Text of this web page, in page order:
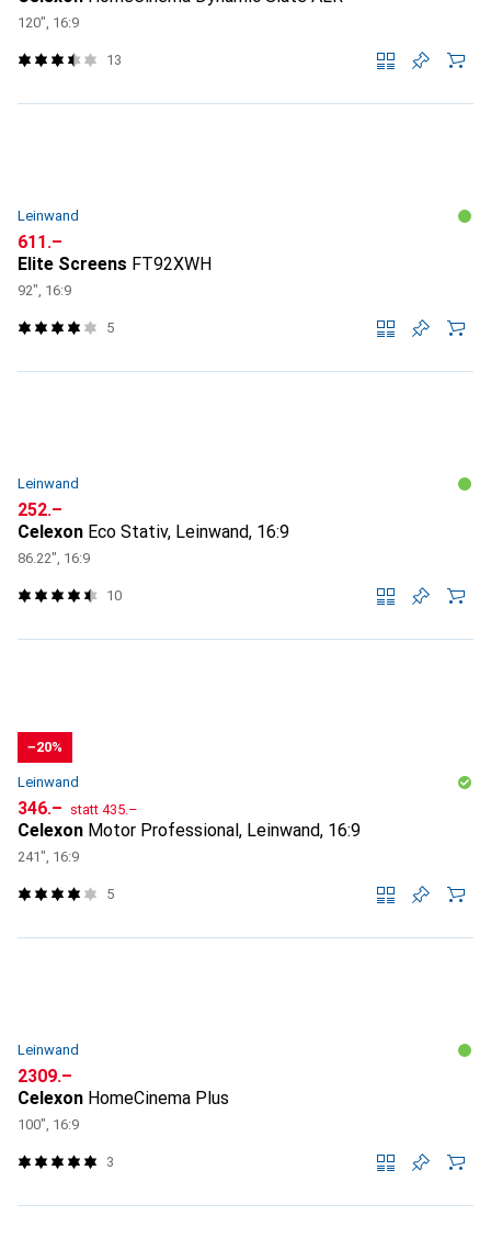
120", 16:9
13
Leinwand
CHF
611.–
Elite Screens FT92XWH
92", 16:9
5
Leinwand
CHF
252.–
Celexon Eco Stativ, Leinwand, 16:9
86.22", 16:9
10
−20%
Leinwand
CHF
346.– statt CHF
435.–
Celexon Motor Professional, Leinwand, 16:9
241", 16:9
5
Leinwand
CHF
2309.–
Celexon HomeCinema Plus
100", 16:9
3